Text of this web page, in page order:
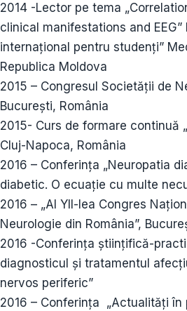
2014 -Lector pe tema
clinical manifestations and EEG”
internaţional pentru studenţi”
Republica Moldova
2015 – Congresul Societăţii de
Bucureşti, România
2015- Curs de formare continuă
Cluj-Napoca, România
2016 – Conferința „Neuropatia
diabetic. O ecuație cu multe
2016 – „Al YII-lea Congres
Neurologie din România”,
2016 -Conferința științifică-
diagnosticul și tratamentul
nervos periferic”
2016 – Conferința „Actualități în